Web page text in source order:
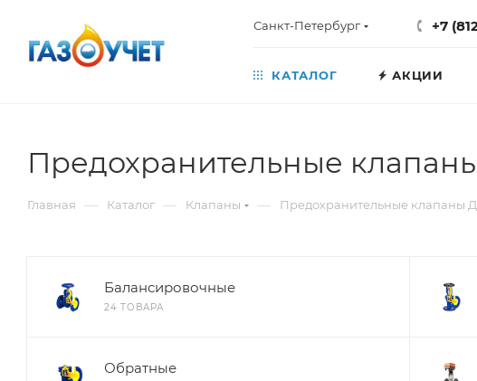
Санкт-Петербург +7
КАТАЛОГ АКЦИИ
Предохранительные
Главная — Каталог — Клапаны — Предохранительные клапаны
Балансировочные
24 ТОВАРА
Обратные